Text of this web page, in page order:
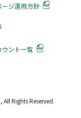
ージ運用方針
ウント一覧
Rights Reserved.